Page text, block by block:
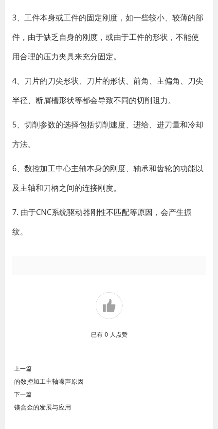
3、工件本身或工件的固定刚度，如一些较小、较薄的部
件，由于缺乏自身的刚度，或由于工件的形状，不能使
用合理的压力夹具来充分固定。
4、刀片的刀尖形状、刀片的形状、前角、主偏角、刀尖
半径、断屑槽形状等都会导致不同的切削阻力。
5、切削参数的选择包括切削速度、进给、进刀量和冷却
方法。
6、数控加工中心主轴本身的刚度、轴承和齿轮的功能以
及主轴和刀柄之间的连接刚度。
7. 由于CNC系统驱动器刚性不匹配等原因，会产生振
纹。
已有 0 人点赞
上一篇
的数控加工主轴噪声原因
下一篇
镁合金的发展与应用